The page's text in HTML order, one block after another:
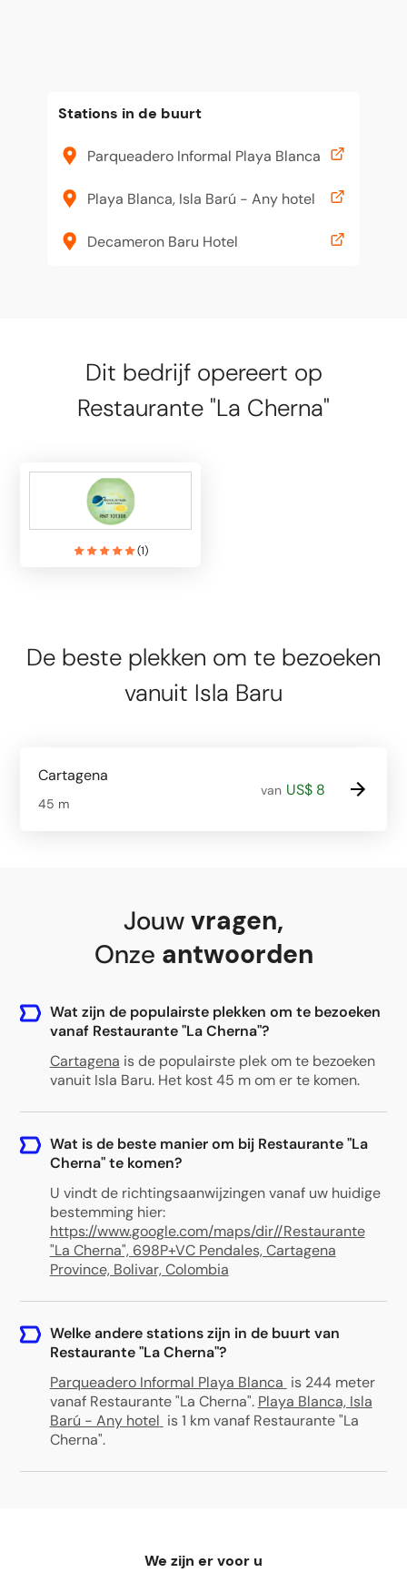
Stations in de buurt
Parqueadero Informal Playa Blanca
Playa Blanca, Isla Barú - Any hotel
Decameron Baru Hotel
Dit bedrijf opereert op
Restaurante "La Cherna"
(1)
De beste plekken om te bezoeken
vanuit Isla Baru
Cartagena
45 m
van US$ 8
Jouwvragen,
Onze antwoorden
Wat zijn de populairste plekken om te bezoeken
vanaf Restaurante "La Cherna"?
Cartagena is de populairste plek om te bezoeken
vanuit Isla Baru. Het kost 45 m om er te komen.
Wat is de beste manier om bij Restaurante "La
Cherna" te komen?
U vindt de richtingsaanwijzingen vanaf uw huidige
bestemming hier:
https://www.google.com/maps/dir//Restaurante
"La Cherna", 698P+VC Pendales, Cartagena
Province, Bolivar, Colombia
Welke andere stations zijn in de buurt van
Restaurante "La Cherna"?
Parqueadero Informal Playa Blanca is 244 meter
vanaf Restaurante "La Cherna". Playa Blanca, Isla
Barú - Any hotel is 1 km vanaf Restaurante "La
Cherna".
We zijn er voor u